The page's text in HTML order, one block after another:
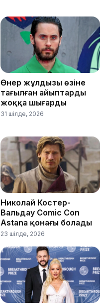
Өнер жұлдызы өзіне
тағылған айыптарды
жоққа шығарды
31 шілде, 2026
Николай Костер-
Вальдау Comic Con
Astana қонағы болады
23 шілде, 2026